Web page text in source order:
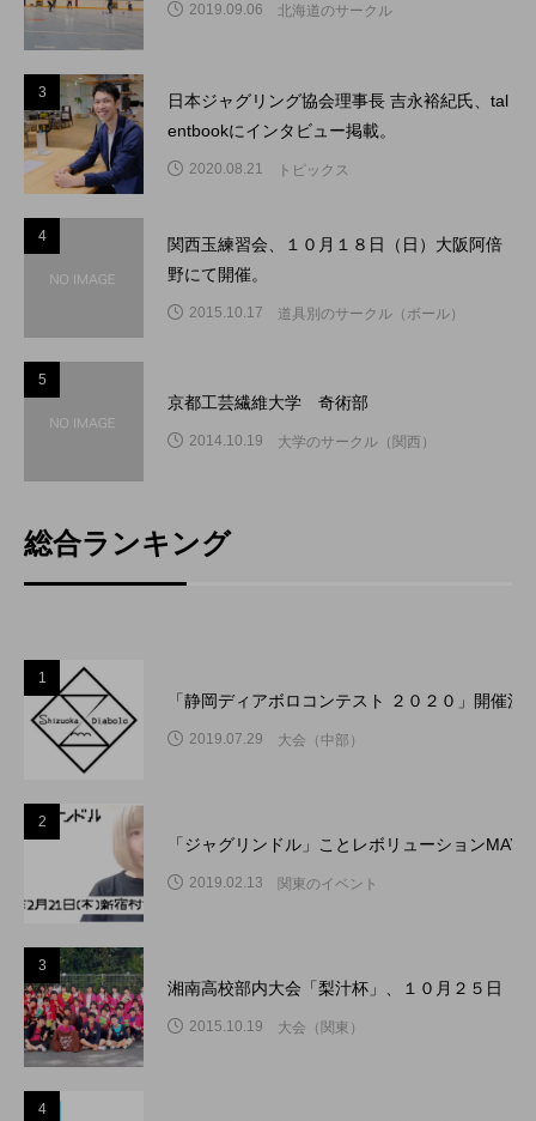
2019.09.06 北海道のサークル
3
日本ジャグリング協会理事長 吉永裕紀氏、tal
entbookにインタビュー掲載。
2020.08.21 トピックス
4
関西玉練習会、１０月１８日（日）大阪阿倍
野にて開催。
2015.10.17 道具別のサークル（ボール）
5
京都工芸繊維大学 奇術部
2014.10.19 大学のサークル（関西）
総合ランキング
1
「静岡ディアボロコンテスト ２０２０」開催
2019.07.29 大会（中部）
2
「ジャグリンドル」ことレボリューション
2019.02.13 関東のイベント
3
湘南高校部内大会「梨汁杯」、１０月２５日（
2015.10.19 大会（関東）
4